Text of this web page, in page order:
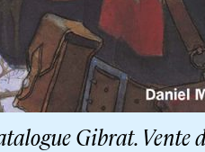
Gibrat. Vente